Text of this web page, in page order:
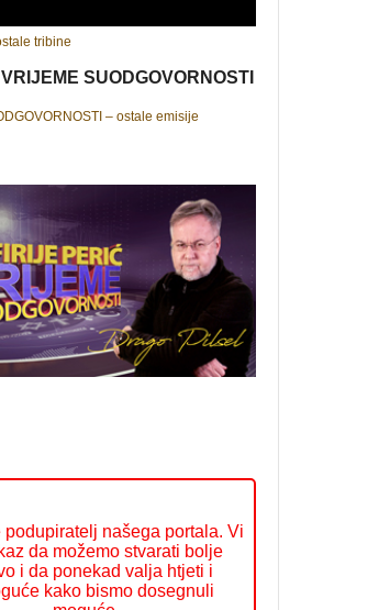
tribine
SUODGOVORNOSTI
– ostale emisije
podupiratelj našega portala. Vi
da možemo stvarati bolje
i da ponekad valja htjeti i
kako bismo dosegnuli